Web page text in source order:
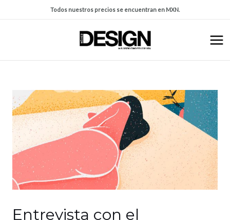
Todos nuestros precios se encuentran en MXN.
Entrevista con el